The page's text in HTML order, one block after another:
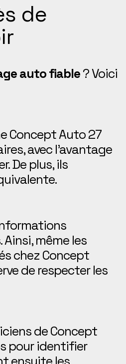
de
auto fiable? Voici
Concept Auto 27
avec l’avantage
De plus, ils
même les
chez Concept
de respecter les
de Concept
pour identifier